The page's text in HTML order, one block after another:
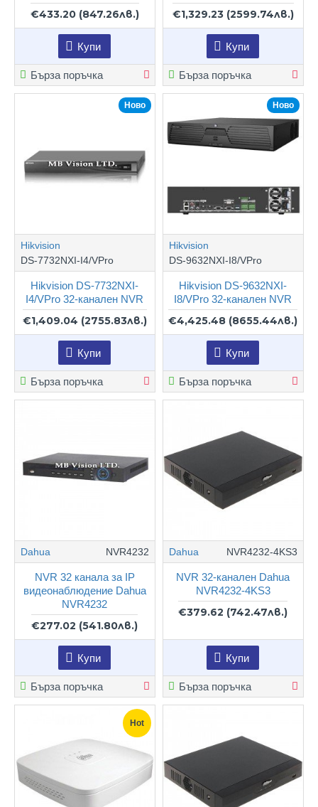
€433.20 (847.26лв.)
Купи
Бърза поръчка
€1,329.23 (2599.74лв.)
Купи
Бърза поръчка
Ново
Hikvision
DS-7732NXI-I4/VPro
Hikvision DS-7732NXI-
I4/VPro 32-канален NVR
€1,409.04 (2755.83лв.)
Купи
Бърза поръчка
Ново
Hikvision
DS-9632NXI-I8/VPro
Hikvision DS-9632NXI-
I8/VPro 32-канален NVR
€4,425.48 (8655.44лв.)
Купи
Бърза поръчка
Dahua NVR4232
NVR 32 канала за IP
видеонаблюдение Dahua
NVR4232
€277.02 (541.80лв.)
Купи
Бърза поръчка
Dahua NVR4232-4KS3
NVR 32-канален Dahua
NVR4232-4KS3
€379.62 (742.47лв.)
Купи
Бърза поръчка
Hot